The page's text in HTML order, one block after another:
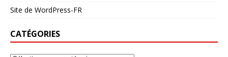
Site de WordPress-FR
CATÉGORIES